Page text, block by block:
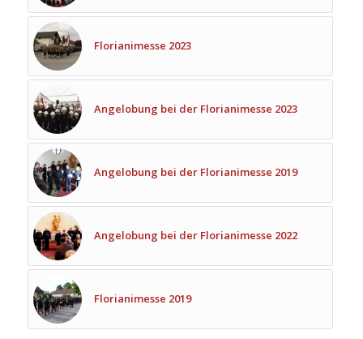
Florianimesse 2023
Angelobung bei der Florianimesse 2023
Angelobung bei der Florianimesse 2019
Angelobung bei der Florianimesse 2022
Florianimesse 2019